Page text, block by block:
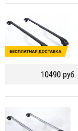
10490 руб.